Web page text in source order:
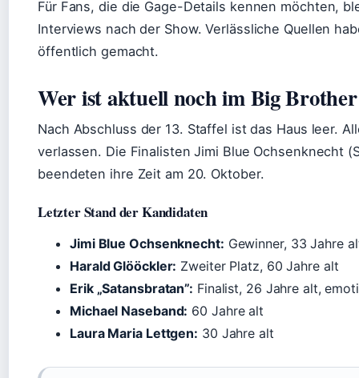
Für Fans, die die Gage-Details kennen möchten,
Interviews nach der Show. Verlässliche Quellen
öffentlich gemacht.
Wer ist aktuell noch im Big
Nach Abschluss der 13. Staffel ist das Haus leer.
verlassen. Die Finalisten Jimi Blue Ochsenknecht
beendeten ihre Zeit am 20. Oktober.
Letzter Stand der Kandidaten
Jimi Blue Ochsenknecht: Gewinner, 33 Jahre
Harald Glööckler: Zweiter Platz, 60 Jahre alt
Erik „Satansbratan”: Finalist, 26 Jahre alt,
Michael Naseband: 60 Jahre alt
Laura Maria Lettgen: 30 Jahre alt